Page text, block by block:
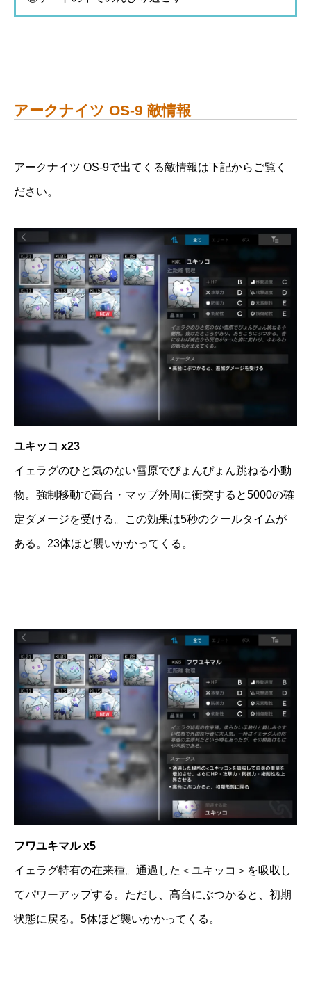
アークナイツ OS-9 敵情報
アークナイツ OS-9で出てくる敵情報は下記からご覧く
ださい。
ユキッコ x23
イェラグのひと気のない雪原でぴょんぴょん跳ねる小動
物。強制移動で高台・マップ外周に衝突すると5000の確
定ダメージを受ける。この効果は5秒のクールタイムが
ある。23体ほど襲いかかってくる。
フワユキマル x5
イェラグ特有の在来種。通過した＜ユキッコ＞を吸収し
てパワーアップする。ただし、高台にぶつかると、初期
状態に戻る。5体ほど襲いかかってくる。